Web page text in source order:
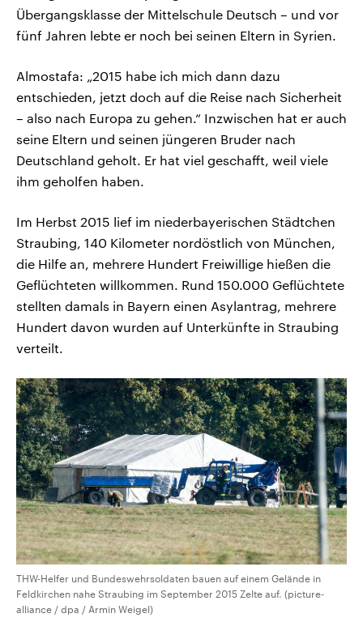
Übergangsklasse der Mittelschule Deutsch – und vor
fünf Jahren lebte er noch bei seinen Eltern in Syrien.
Almostafa: „2015 habe ich mich dann dazu
entschieden, jetzt doch auf die Reise nach Sicherheit
– also nach Europa zu gehen.“ Inzwischen hat er auch
seine Eltern und seinen jüngeren Bruder nach
Deutschland geholt. Er hat viel geschafft, weil viele
ihm geholfen haben.
Im Herbst 2015 lief im niederbayerischen Städtchen
Straubing, 140 Kilometer nordöstlich von München,
die Hilfe an, mehrere Hundert Freiwillige hießen die
Geflüchteten willkommen. Rund 150.000 Geflüchtete
stellten damals in Bayern einen Asylantrag, mehrere
Hundert davon wurden auf Unterkünfte in Straubing
verteilt.
THW-Helfer und Bundeswehrsoldaten bauen auf einem Gelände in
Feldkirchen nahe Straubing im September 2015 Zelte auf. (picture-
alliance / dpa / Armin Weigel)